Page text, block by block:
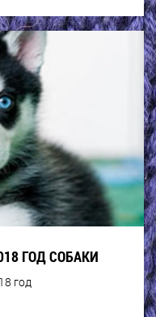
ГОД СОБАКИ
год